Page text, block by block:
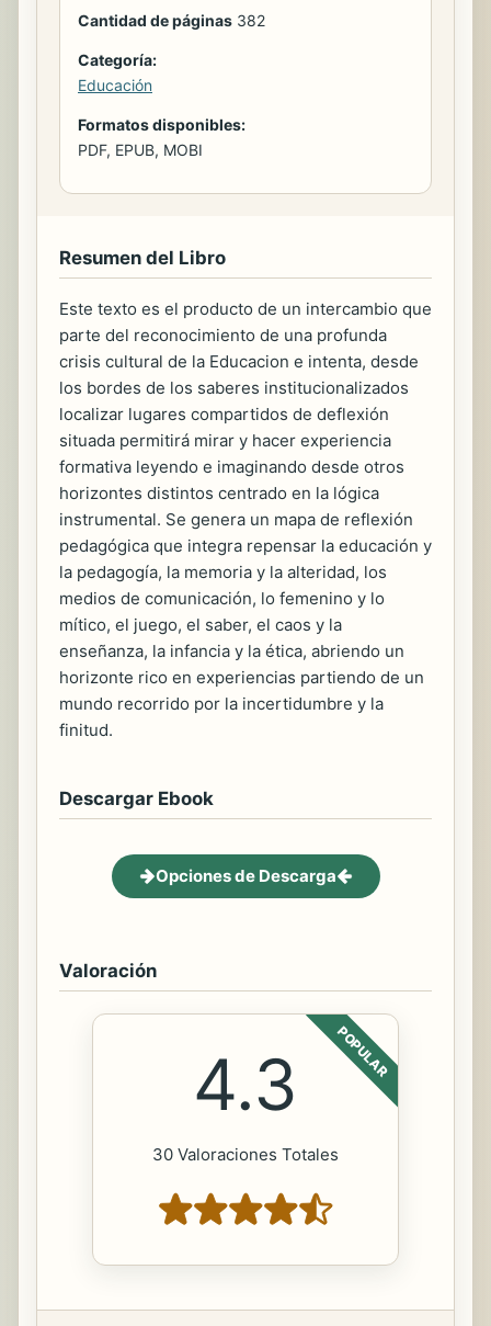
Cantidad de páginas 382
Categoría:
Educación
Formatos disponibles:
PDF, EPUB, MOBI
Resumen del Libro
Este texto es el producto de un intercambio que
parte del reconocimiento de una profunda
crisis cultural de la Educacion e intenta, desde
los bordes de los saberes institucionalizados
localizar lugares compartidos de deflexión
situada permitirá mirar y hacer experiencia
formativa leyendo e imaginando desde otros
horizontes distintos centrado en la lógica
instrumental. Se genera un mapa de reflexión
pedagógica que integra repensar la educación y
la pedagogía, la memoria y la alteridad, los
medios de comunicación, lo femenino y lo
mítico, el juego, el saber, el caos y la
enseñanza, la infancia y la ética, abriendo un
horizonte rico en experiencias partiendo de un
mundo recorrido por la incertidumbre y la
finitud.
Descargar Ebook
Opciones de Descarga
Valoración
POPULAR
4.3
30 Valoraciones Totales